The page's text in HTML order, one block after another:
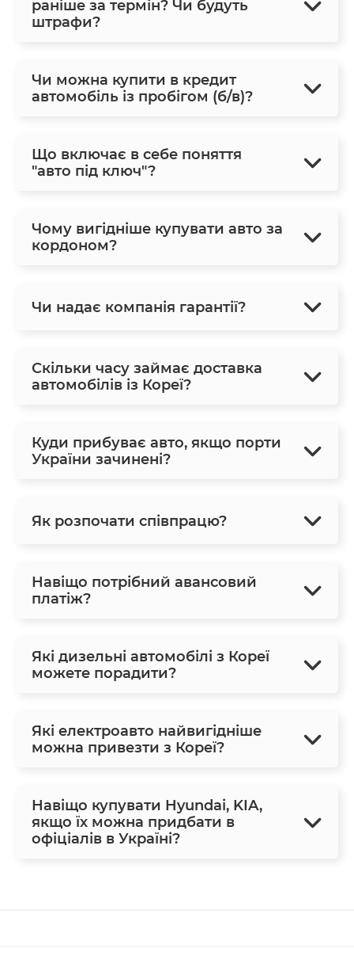
раніше за термін? Чи будуть
штрафи?
Чи можна купити в кредит
автомобіль із пробігом (б/в)?
Що включає в себе поняття
"авто під ключ"?
Чому вигідніше купувати авто за
кордоном?
Чи надає компанія гарантії?
Скільки часу займає доставка
автомобілів із Кореї?
Куди прибуває авто, якщо порти
України зачинені?
Як розпочати співпрацю?
Навіщо потрібний авансовий
платіж?
Які дизельні автомобілі з Кореї
можете порадити?
Які електроавто найвигідніше
можна привезти з Кореї?
Навіщо купувати Hyundai, KIA,
якщо їх можна придбати в
офіціалів в Україні?